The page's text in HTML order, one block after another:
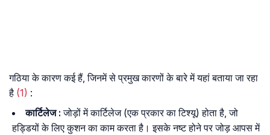
गठिया के कारण कई हैं, जिनमें से प्रमुख कारणों के बारे में यहां बताया जा रहा
है (1) :
कार्टिलेज: जोड़ों में कार्टिलेज (एक प्रकार का टिश्यू) होता है, जो
हड्डियों के लिए कुशन का काम करता है। इसके नष्ट होने पर जोड़ आपस में